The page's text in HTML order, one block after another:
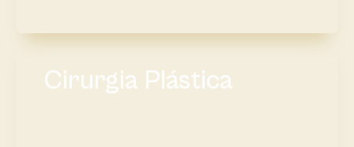
Cirurgia Plástica